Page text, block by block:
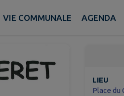
page
VIE COMMUNALE AGENDA
LIEU
Place du